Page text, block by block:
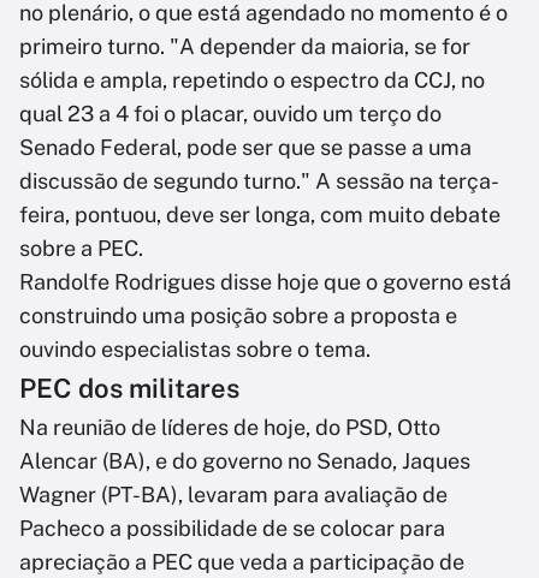
no plenário, o que está agendado no momento é o
primeiro turno. "A depender da maioria, se for
sólida e ampla, repetindo o espectro da CCJ, no
qual 23 a 4 foi o placar, ouvido um terço do
Senado Federal, pode ser que se passe a uma
discussão de segundo turno." A sessão na terça-
feira, pontuou, deve ser longa, com muito debate
sobre a PEC.
Randolfe Rodrigues disse hoje que o governo está
construindo uma posição sobre a proposta e
ouvindo especialistas sobre o tema.
PEC dos militares
Na reunião de líderes de hoje, do PSD, Otto
Alencar (BA), e do governo no Senado, Jaques
Wagner (PT-BA), levaram para avaliação de
Pacheco a possibilidade de se colocar para
apreciação a PEC que veda a participação de